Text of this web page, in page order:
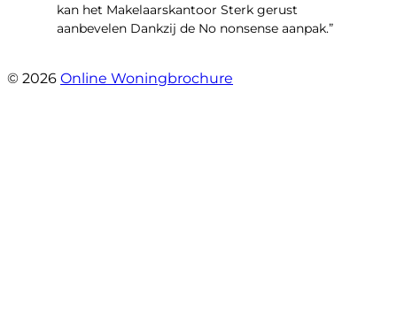
kan het Makelaarskantoor Sterk gerust
aanbevelen Dankzij de No nonsense aanpak.”
© 2026 Online Woningbrochure